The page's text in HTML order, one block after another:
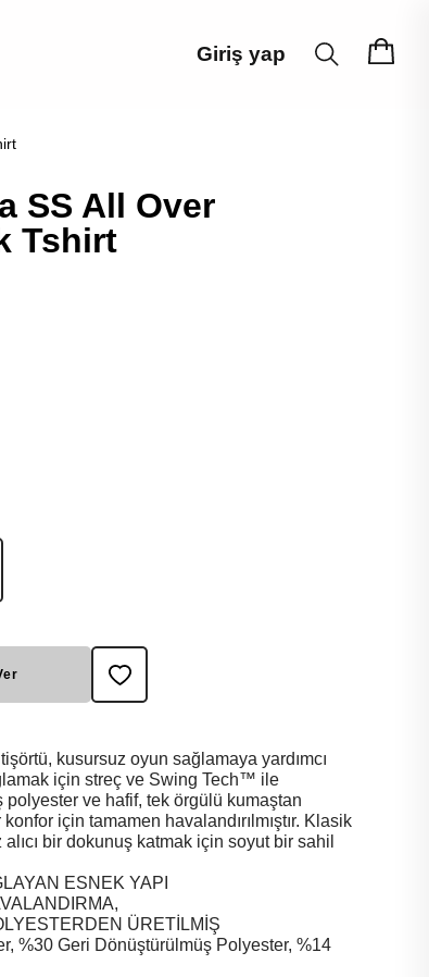
Giriş yap
SS All Over
Tshirt
kusursuz oyun sağlamaya yardımcı
için streç ve Swing Tech™ ile
ve hafif, tek örgülü kumaştan
için tamamen havalandırılmıştır. Klasik
bir dokunuş katmak için soyut bir sahil
ESNEK YAPI
ÜRETİLMİŞ
%30 Geri Dönüştürülmüş Polyester, %14